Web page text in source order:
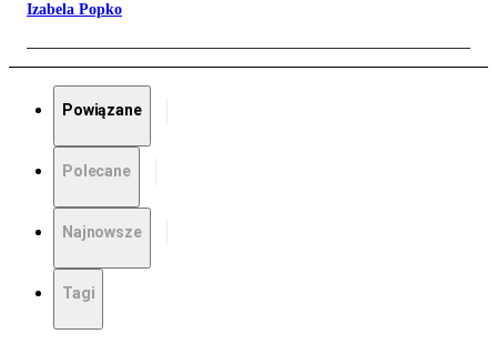
Izabela Popko
Powiązane
Polecane
Najnowsze
Tagi